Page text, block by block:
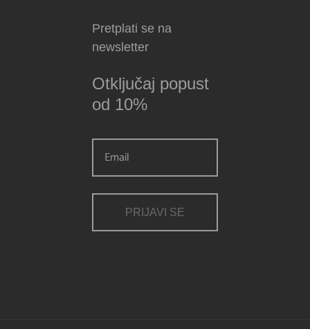
Pretplati se na
newsletter
Otključaj popust
od 10%
PRIJAVI SE